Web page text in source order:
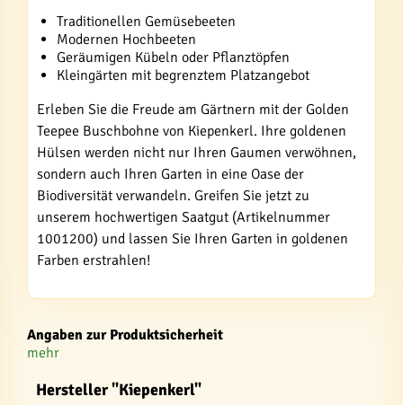
Traditionellen Gemüsebeeten
Modernen Hochbeeten
Geräumigen Kübeln oder Pflanztöpfen
Kleingärten mit begrenztem Platzangebot
Erleben Sie die Freude am Gärtnern mit der Golden
Teepee Buschbohne von Kiepenkerl. Ihre goldenen
Hülsen werden nicht nur Ihren Gaumen verwöhnen,
sondern auch Ihren Garten in eine Oase der
Biodiversität verwandeln. Greifen Sie jetzt zu
unserem hochwertigen Saatgut (Artikelnummer
1001200) und lassen Sie Ihren Garten in goldenen
Farben erstrahlen!
Angaben zur Produktsicherheit
mehr
Hersteller "Kiepenkerl"